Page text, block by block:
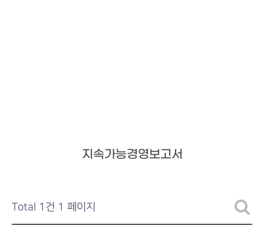
제품정보 ESG경영
지속가능경영보고서
Total 1건 1 페이지